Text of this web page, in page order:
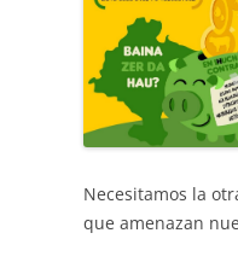
Necesitamos la
que amenazan